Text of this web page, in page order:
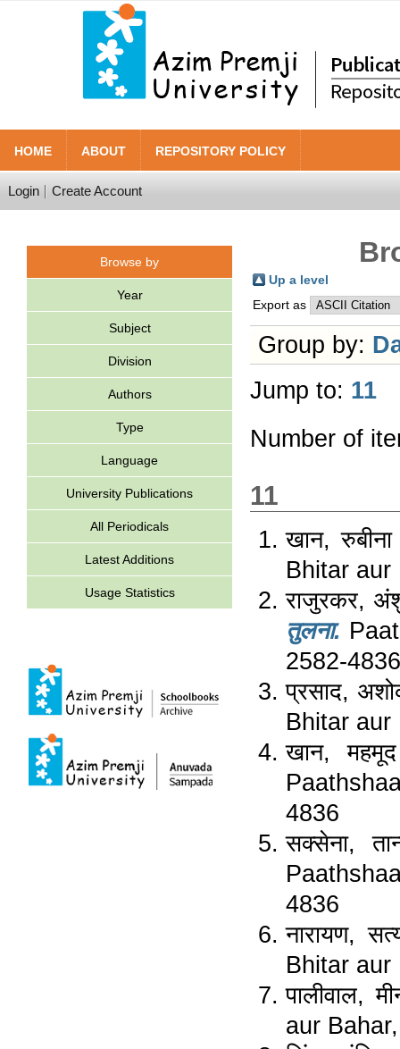
HOME ABOUT REPOSITORY POLICY
Login Create Account
Browse by
Year
Subject
Division
Authors
Type
Language
University Publications
All Periodicals
Latest Additions
Usage Statistics
Up a level
Export as
Group by:
Jump to: 11
Number of
11
खान, रुबीना
Bhitar aur
राजुरकर,
तुलना.
2582-4836
प्रसाद,
Bhitar aur
खान, महमूद
4836
सक्सेना,
4836
नारायण,
Bhitar aur
पालीवाल,
aur